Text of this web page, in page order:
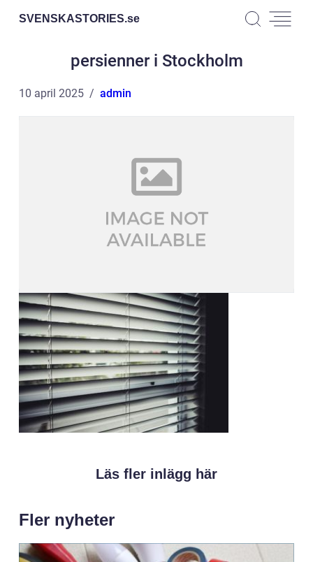
SVENSKASTORIES.se
persienner i Stockholm
10 april 2025 admin
Läs fler inlägg här
Fler nyheter